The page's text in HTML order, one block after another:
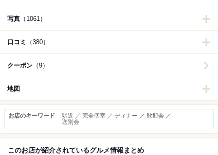
写真 （1061）
口コミ （380）
クーポン （9）
地図
お店のキーワード
駅近 ／ 完全個室 ／ ディナー ／ 歓迎会 ／
送別会
このお店が紹介されているグルメ情報まとめ